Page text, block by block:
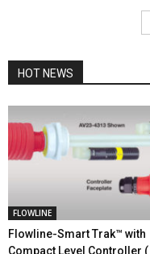
HOT NEWS
FLOWLINE
Flowline-Smart Trak™ with
Compact Level Controller (